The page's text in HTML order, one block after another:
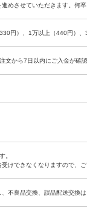
めさせていただきます。何
円）、1万以上（440円）
文から7日以内にご入金が
。
けできなくなりますので、
不良品交換、誤品配送交換